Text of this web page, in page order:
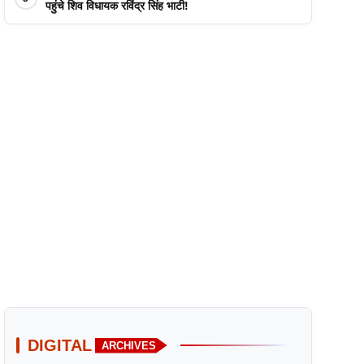
पहुंचे शिव विधायक रविंद्र सिंह भाटी!
DIGITAL ARCHIVES